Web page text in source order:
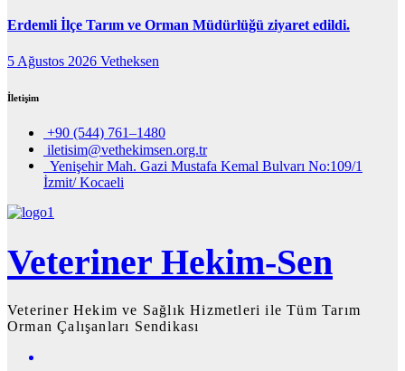
Erdemli İlçe Tarım ve Orman Müdürlüğü ziyaret edildi.
5 Ağustos 2026 Vetheksen
İletişim
+90 (544) 761–1480
iletisim@vethekimsen.org.tr
Yenişehir Mah. Gazi Mustafa Kemal Bulvarı No:109/1
İzmit/ Kocaeli
Veteriner Hekim-Sen
Veteriner Hekim ve Sağlık Hizmetleri ile Tüm Tarım
Orman Çalışanları Sendikası